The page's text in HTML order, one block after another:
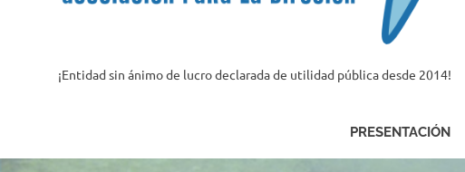
Asociación
¡Entidad sin ánimo de lucro declarada de utilidad pública desde 2014!
PRESENTACIÓN